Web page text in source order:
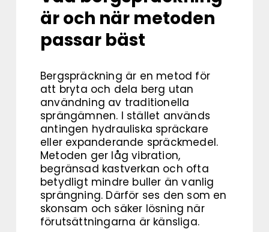
är och när metoden
passar bäst
Bergspräckning är en metod för
att bryta och dela berg utan
användning av traditionella
sprängämnen. I stället används
antingen hydrauliska spräckare
eller expanderande spräckmedel.
Metoden ger låg vibration,
begränsad kastverkan och ofta
betydligt mindre buller än vanlig
sprängning. Därför ses den som en
skonsam och säker lösning när
förutsättningarna är känsliga.